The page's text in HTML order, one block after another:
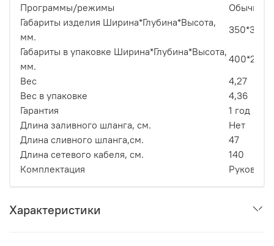
Программы/режимы
Обычная
Габариты изделия Ширина*Глубина*Высота,
мм.
Габариты в упаковке Ширина*Глубина*Высота,
мм.
Вес
4,27
Вес в упаковке
4,36
Гарантия
1 год
Длина заливного шланга, см.
Нет
Длина сливного шланга,см.
47
Длина сетевого кабеля, см.
140
Комплектация
Характеристики